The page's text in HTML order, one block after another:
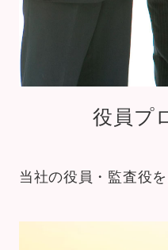
役員プ
当社の役員・監査役を